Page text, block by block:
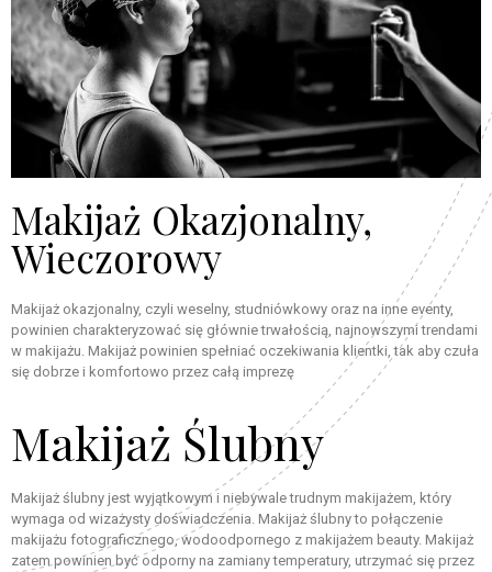
Makijaż Okazjonalny,
Wieczorowy
Makijaż okazjonalny, czyli weselny, studniówkowy oraz na inne eventy,
powinien charakteryzować się głównie trwałością, najnowszymi trendami
w makijażu. Makijaż powinien spełniać oczekiwania klientki, tak aby czuła
się dobrze i komfortowo przez całą imprezę
Makijaż Ślubny
Makijaż ślubny jest wyjątkowym i niebywale trudnym makijażem, który
wymaga od wizażysty doświadczenia. Makijaż ślubny to połączenie
makijażu fotograficznego, wodoodpornego z makijażem beauty. Makijaż
zatem powinien być odporny na zamiany temperatury, utrzymać się przez